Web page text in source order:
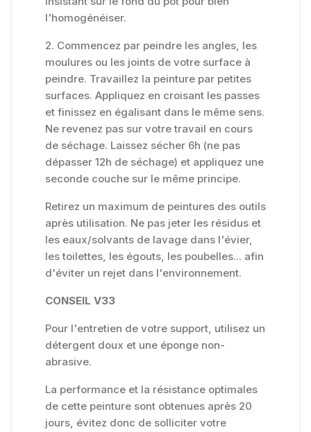
l'homogénéiser.
2. Commencez par peindre les angles, les
moulures ou les joints de votre surface à
peindre. Travaillez la peinture par petites
surfaces. Appliquez en croisant les passes
et finissez en égalisant dans le même sens.
Ne revenez pas sur votre travail en cours
de séchage. Laissez sécher 6h (ne pas
dépasser 12h de séchage) et appliquez une
seconde couche sur le même principe.
Retirez un maximum de peintures des outils
après utilisation. Ne pas jeter les résidus et
les eaux/solvants de lavage dans l'évier,
les toilettes, les égouts, les poubelles... afin
d'éviter un rejet dans l'environnement.
CONSEIL V33
Pour l'entretien de votre support, utilisez un
détergent doux et une éponge non-
abrasive.
La performance et la résistance optimales
de cette peinture sont obtenues après 20
jours, évitez donc de solliciter votre